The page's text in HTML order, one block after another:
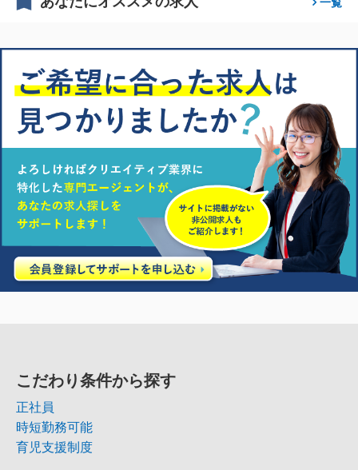
こだわり条件から探す
正社員
時短勤務可能
育児支援制度